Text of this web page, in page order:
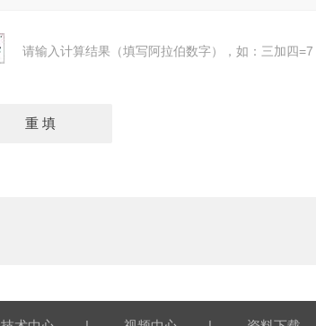
请输入计算结果（填写阿拉伯数字），如：三加四=7